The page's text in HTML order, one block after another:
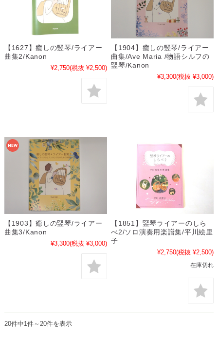
【1627】癒しの竪琴/ライアー
曲集2/Kanon
¥2,750(税抜 ¥2,500)
【1904】癒しの竪琴/ライアー
曲集/Ave Maria /物語シルフの
竪琴/Kanon
¥3,300(税抜 ¥3,000)
【1903】癒しの竪琴/ライアー
曲集3/Kanon
¥3,300(税抜 ¥3,000)
【1851】竪琴ライアーのしら
べ2/ソロ演奏用楽譜集/平川絵里
子
¥2,750(税抜 ¥2,500)
在庫切れ
20件中1件～20件を表示